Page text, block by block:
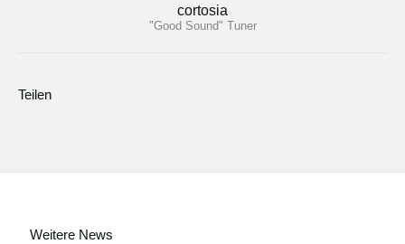
cortosia
"Good Sound" Tuner
Teilen
Weitere News